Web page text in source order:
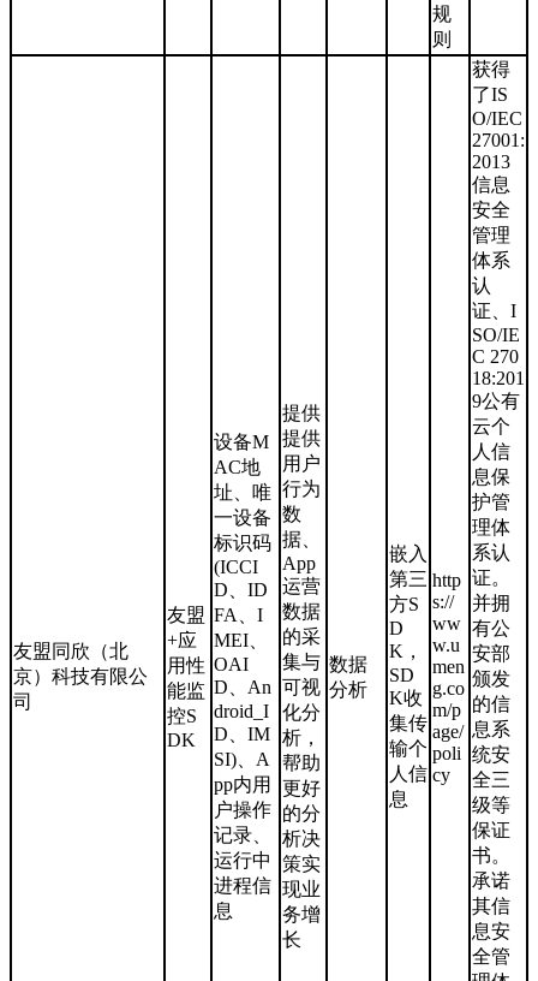
规
则
友盟同欣（北
京）科技有限公
司
友盟
+应
用性
能监
控S
DK
设备M
AC地
址、唯
一设备
标识码
(ICCI
D、ID
FA、I
MEI、
OAI
D、An
droid_I
D、IM
SI)、A
pp内用
户操作
记录、
运行中
进程信
息
提供
提供
用户
行为
数
据、
App
运营
数据
的采
集与
可视
化分
析，
帮助
更好
的分
析决
策实
现业
务增
长
数据
分析
嵌入
第三
方S
D
K，
SD
K收
集传
输个
人信
息
http
s://
ww
w.u
men
g.co
m/p
age/
poli
cy
获得
了IS
O/IEC
27001:
2013
信息
安全
管理
体系
认
证、I
SO/IE
C 270
18:201
9公有
云个
人信
息保
护管
理体
系认
证。
并拥
有公
安部
颁发
的信
息系
统安
全三
级等
保证
书。
承诺
其信
息安
全管